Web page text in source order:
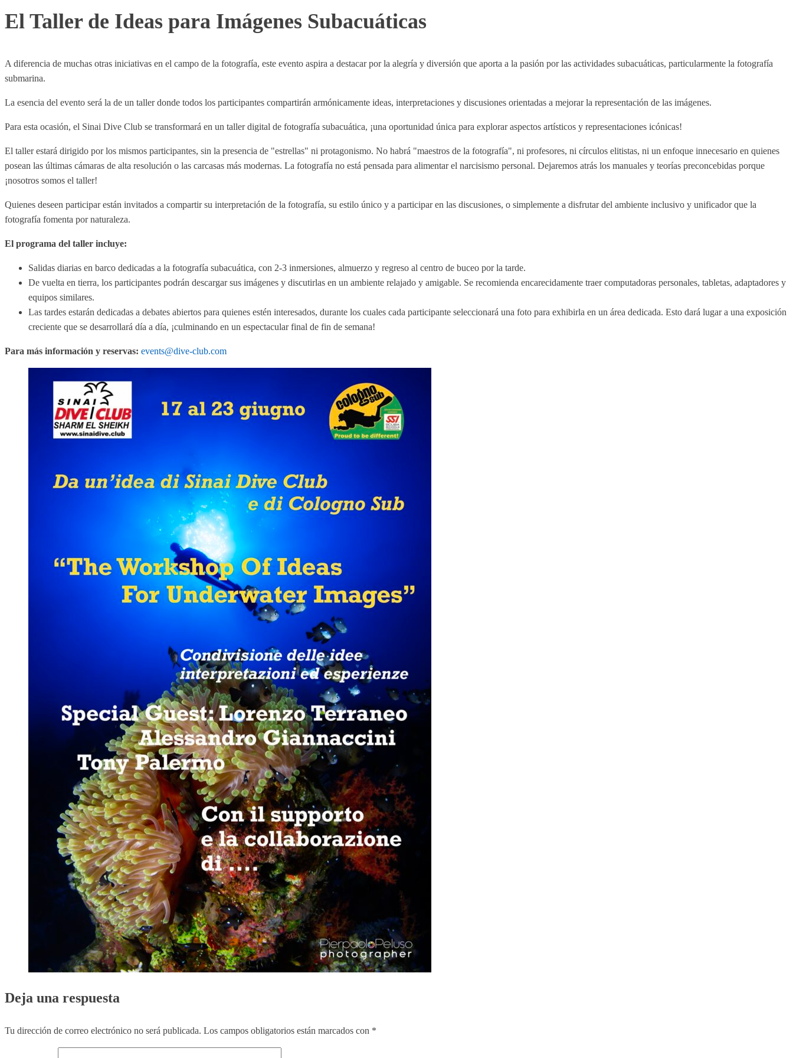
El Taller de Ideas para Imágenes Subacuáticas
A diferencia de muchas otras iniciativas en el campo de la fotografía, este evento aspira a destacar por la alegría y diversión que aporta a la pasión por las actividades subacuáticas, particularmente la fotografía
submarina.
La esencia del evento será la de un taller donde todos los participantes compartirán armónicamente ideas, interpretaciones y discusiones orientadas a mejorar la representación de las imágenes.
Para esta ocasión, el Sinai Dive Club se transformará en un taller digital de fotografía subacuática, ¡una oportunidad única para explorar aspectos artísticos y representaciones icónicas!
El taller estará dirigido por los mismos participantes, sin la presencia de "estrellas" ni protagonismo. No habrá "maestros de la fotografía", ni profesores, ni círculos elitistas, ni un enfoque innecesario en quienes
posean las últimas cámaras de alta resolución o las carcasas más modernas. La fotografía no está pensada para alimentar el narcisismo personal. Dejaremos atrás los manuales y teorías preconcebidas porque
¡nosotros somos el taller!
Quienes deseen participar están invitados a compartir su interpretación de la fotografía, su estilo único y a participar en las discusiones, o simplemente a disfrutar del ambiente inclusivo y unificador que la
fotografía fomenta por naturaleza.
El programa del taller incluye:
Salidas diarias en barco dedicadas a la fotografía subacuática, con 2-3 inmersiones, almuerzo y regreso al centro de buceo por la tarde.
De vuelta en tierra, los participantes podrán descargar sus imágenes y discutirlas en un ambiente relajado y amigable. Se recomienda encarecidamente traer computadoras personales, tabletas, adaptadores y
equipos similares.
Las tardes estarán dedicadas a debates abiertos para quienes estén interesados, durante los cuales cada participante seleccionará una foto para exhibirla en un área dedicada. Esto dará lugar a una exposición
creciente que se desarrollará día a día, ¡culminando en un espectacular final de fin de semana!
Para más información y reservas: events@dive-club.com
Deja una respuesta
Tu dirección de correo electrónico no será publicada. Los campos obligatorios están marcados con *